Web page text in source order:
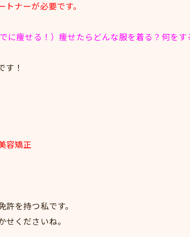
ナーが必要です。
に痩せる！）痩せたらどんな服を着る？何を
す！
容矯正
を持つ私です。
せくださいね。